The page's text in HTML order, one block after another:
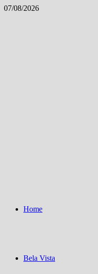
Skip
07/08/2026
Home
Bela Vista